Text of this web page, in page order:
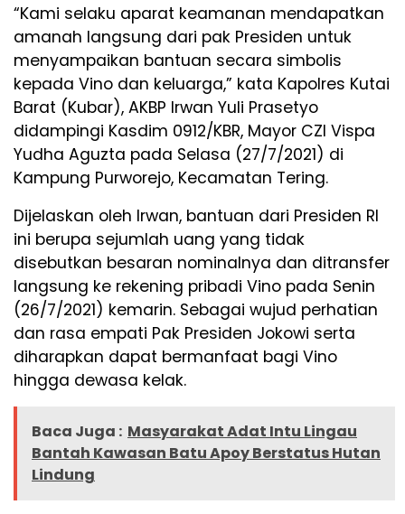
“Kami selaku aparat keamanan mendapatkan
amanah langsung dari pak Presiden untuk
menyampaikan bantuan secara simbolis
kepada Vino dan keluarga,” kata Kapolres Kutai
Barat (Kubar), AKBP Irwan Yuli Prasetyo
didampingi Kasdim 0912/KBR, Mayor CZI Vispa
Yudha Aguzta pada Selasa (27/7/2021) di
Kampung Purworejo, Kecamatan Tering.
Dijelaskan oleh Irwan, bantuan dari Presiden RI
ini berupa sejumlah uang yang tidak
disebutkan besaran nominalnya dan ditransfer
langsung ke rekening pribadi Vino pada Senin
(26/7/2021) kemarin. Sebagai wujud perhatian
dan rasa empati Pak Presiden Jokowi serta
diharapkan dapat bermanfaat bagi Vino
hingga dewasa kelak.
Baca Juga : Masyarakat Adat Intu Lingau
Bantah Kawasan Batu Apoy Berstatus Hutan
Lindung